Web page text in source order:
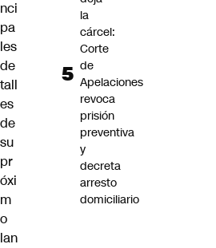
nci
pa
les
de
tall
es
de
su
pr
óxi
m
o
lan
la
cárcel:
Corte
de
Apelaciones
revoca
prisión
preventiva
y
decreta
arresto
domiciliario